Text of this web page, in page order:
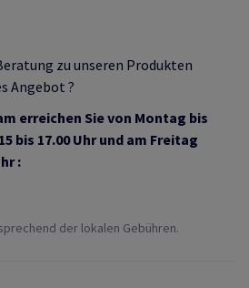
zu unseren Produkten
Angebot ?
erreichen Sie von Montag bis
bis 17.00 Uhr und am Freitag
:
der lokalen Gebühren.